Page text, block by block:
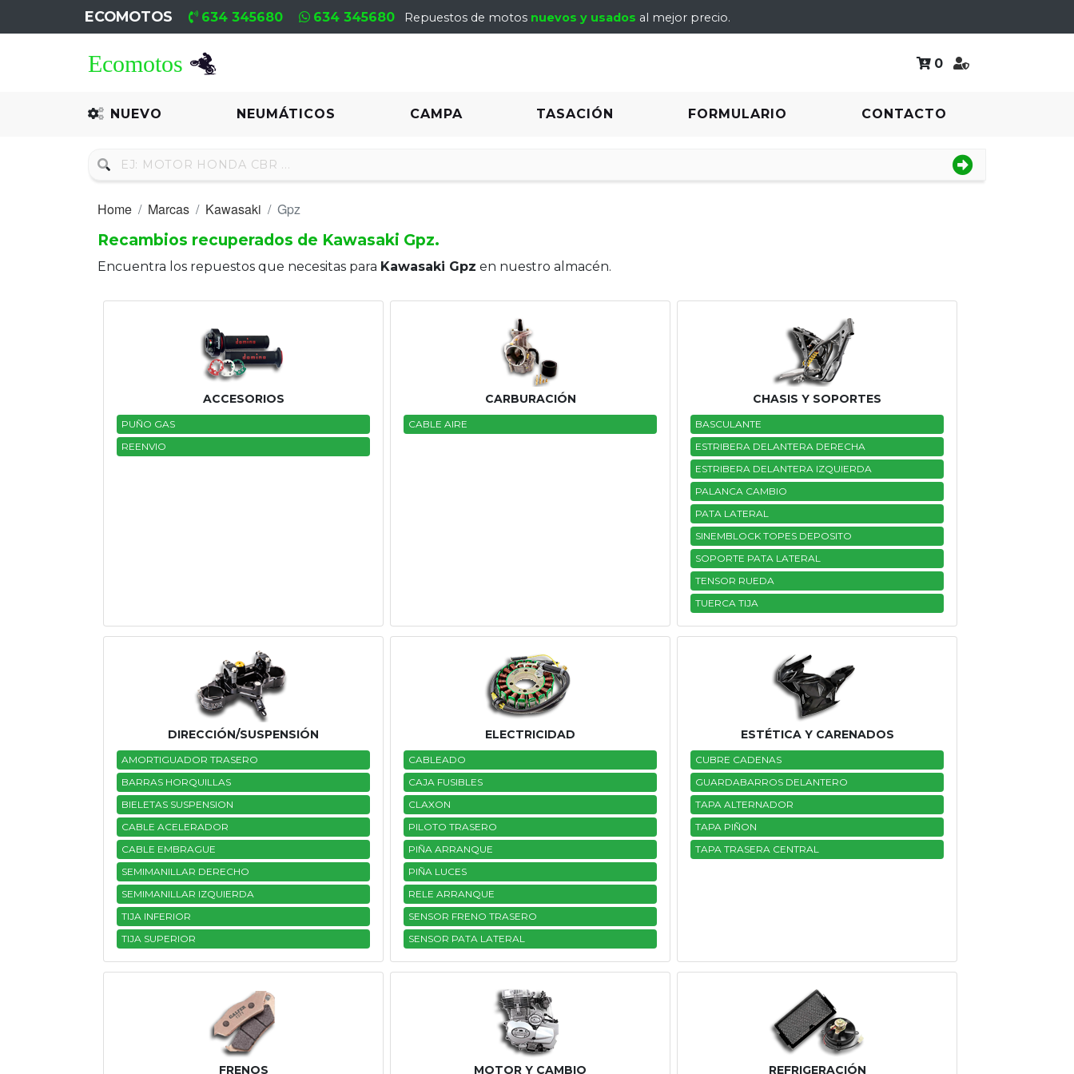
ECOMOTOS 634 345680 634 345680 Repuestos de motos nuevos y usados al mejor precio.
0
NUEVO NEUMÁTICOS CAMPA TASACIÓN FORMULARIO CONTACTO
Recambio
Neumáticos
Motores
Formulario
Home Marcas Kawasaki
Gpz
Recambios recuperados de Kawasaki Gpz.
Encuentra los repuestos que necesitas para Kawasaki Gpz en nuestro almacén.
ACCESORIOS
PUÑO GAS
REENVIO
CARBURACIÓN
CABLE AIRE
CHASIS Y SOPORTES
BASCULANTE
ESTRIBERA DELANTERA DERECHA
ESTRIBERA DELANTERA IZQUIERDA
PALANCA CAMBIO
PATA LATERAL
SINEMBLOCK TOPES DEPOSITO
SOPORTE PATA LATERAL
TENSOR RUEDA
TUERCA TIJA
DIRECCIÓN/SUSPENSIÓN
AMORTIGUADOR TRASERO
BARRAS HORQUILLAS
BIELETAS SUSPENSION
CABLE ACELERADOR
CABLE EMBRAGUE
SEMIMANILLAR DERECHO
SEMIMANILLAR IZQUIERDA
TIJA INFERIOR
TIJA SUPERIOR
ELECTRICIDAD
CABLEADO
CAJA FUSIBLES
CLAXON
PILOTO TRASERO
PIÑA ARRANQUE
PIÑA LUCES
RELE ARRANQUE
SENSOR FRENO TRASERO
SENSOR PATA LATERAL
ESTÉTICA Y CARENADOS
CUBRE CADENAS
GUARDABARROS DELANTERO
TAPA ALTERNADOR
TAPA PIÑON
TAPA TRASERA CENTRAL
FRENOS MOTOR Y CAMBIO REFRIGERACIÓN